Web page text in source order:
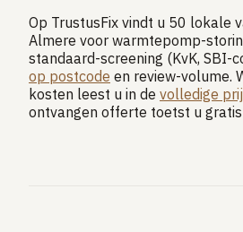
Op TrustusFix vindt u 50 lokale
Almere voor warmtepomp-
standaard-screening (KvK, SBI-
op postcode en review-volume.
kosten leest u in de volledige
ontvangen offerte toetst u